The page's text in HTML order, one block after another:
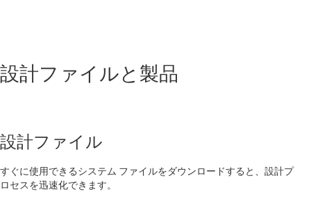
ANC (アクティブ ノイズ キャンセレーション) 機能搭載、昇圧
設計ファイルと製品
設計ファイル
すぐに使用できるシステム ファイルをダウンロードすると、設計プ
ロセスを迅速化できます。